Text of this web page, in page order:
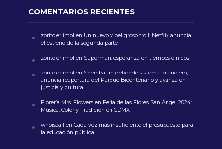
COMENTARIOS RECIENTES
zoritoler imol en Un nuevo y peligroso troll: Netflix anuncia
el estreno de la segunda parte
zoritoler imol en Superman: esperanza en tiempos cínicos
zoritoler imol en Sheinbaum defiende sistema financiero,
anuncia reapertura del Parque Bicentenario y avanza en
justicia y cultura
Florería Mrs. Flowersen Feria de las Flores San Ángel 2024:
Música, Color y Tradición en CDMX
whoiscall en Cada vez más insuficiente el presupuesto para
la educación pública